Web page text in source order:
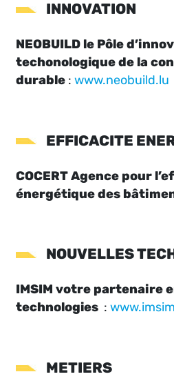
INNOVATION
NEOBUILD le Pôle
techonologique de la
durable :www.neobuild.lu
EFFICACITE
COCERT Agence pour
énergétique des
NOUVELLES
IMSIM votre partenaire
technologies :
METIERS